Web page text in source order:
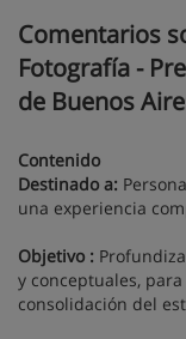
Comentarios
Fotografía -
de Buenos
Contenido
Destinado a:
una experiencia
Objetivo :
y conceptuales,
consolidación del